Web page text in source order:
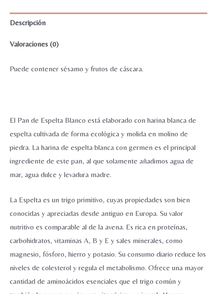
Blanco
Espelta
SEGURA
cantidad
Descripción
Valoraciones (0)
Puede contener sésamo y frutos de cáscara.
El Pan de Espelta Blanco está elaborado con harina blanca de
espelta cultivada de forma ecológica y molida en molino de
piedra. La harina de espelta blanca con germen es el principal
ingrediente de este pan, al que solamente añadimos agua de
mar, agua dulce y levadura madre.
La Espelta es un trigo primitivo, cuyas propiedades son bien
conocidas y apreciadas desde antiguo en Europa. Su valor
nutritivo es comparable al de la avena. Es rica en proteínas,
carbohidratos, vitaminas A, B y E y sales minerales, como
magnesio, fósforo, hierro y potasio. Su consumo diario reduce los
niveles de colesterol y regula el metabolismo. Ofrece una mayor
cantidad de aminoácidos esenciales que el trigo común y